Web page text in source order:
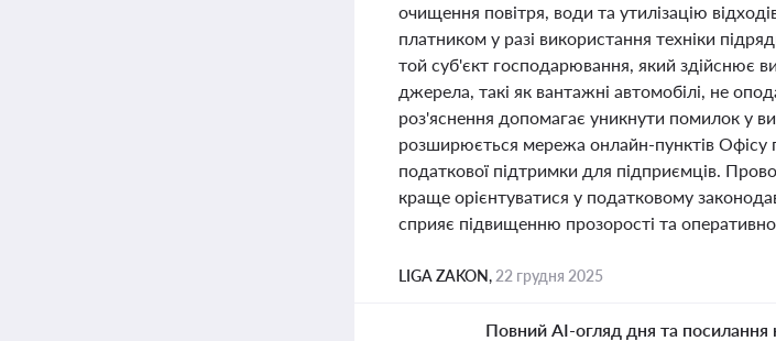
очищення повітря, води та утилізацію
платником у разі використання техніки
той суб'єкт господарювання, який здійснює
джерела, такі як вантажні автомобілі, не
роз'яснення допомагає уникнути помилок у
розширюється мережа онлайн-пунктів Офісу
податкової підтримки для підприємців.
краще орієнтуватися у податковому
сприяє підвищенню прозорості та
LIGA ZAKON, 22 грудня 2025
Повний AI-огляд дня та посилання